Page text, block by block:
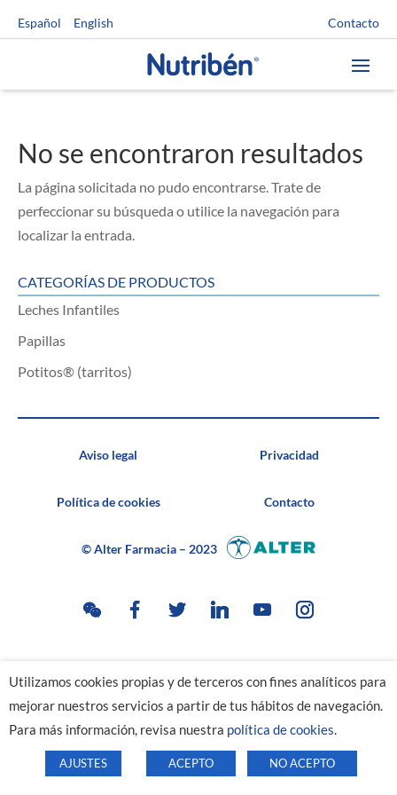
Español English Contacto
No se encontraron resultados
La página solicitada no pudo encontrarse. Trate de
perfeccionar su búsqueda o utilice la navegación para
localizar la entrada.
CATEGORÍAS DE PRODUCTOS
Leches Infantiles
Papillas
Potitos® (tarritos)
Aviso legal Privacidad
Política de cookies Contacto
© Alter Farmacia – 2023
Utilizamos cookies propias y de terceros con fines analíticos para
mejorar nuestros servicios a partir de tus hábitos de navegación.
Para más información, revisa nuestra política de cookies.
AJUSTES ACEPTO NO ACEPTO